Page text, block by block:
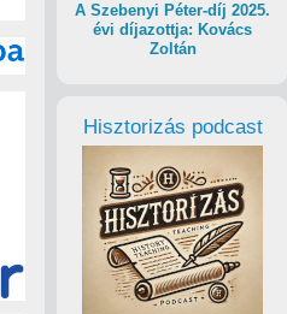
A Szebenyi Péter-díj 2025.
évi díjazottja: Kovács
Zoltán
Hisztorizás podcast